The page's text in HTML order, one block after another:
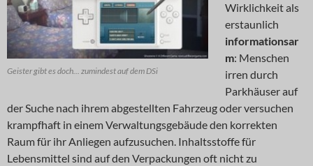
Geister gibt es doch... zumindest auf dem DSi
Wirklichkeit als
erstaunlich
informationsar
m: Menschen
irren durch
Parkhäuser auf
der Suche nach ihrem abgestellten Fahrzeug oder versuchen
krampfhaft in einem Verwaltungsgebäude den korrekten
Raum für ihr Anliegen aufzusuchen. Inhaltsstoffe für
Lebensmittel sind auf den Verpackungen oft nicht zu